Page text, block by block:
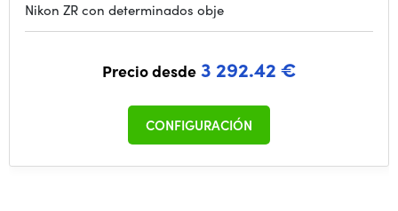
Nikon ZR con determinados obje
Precio desde3 292.42 €
CONFIGURACIÓN